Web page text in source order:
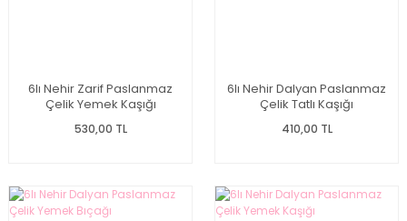
6lı Nehir Zarif Paslanmaz
Çelik Yemek Kaşığı
530,00 TL
6lı Nehir Dalyan Paslanmaz
Çelik Tatlı Kaşığı
410,00 TL